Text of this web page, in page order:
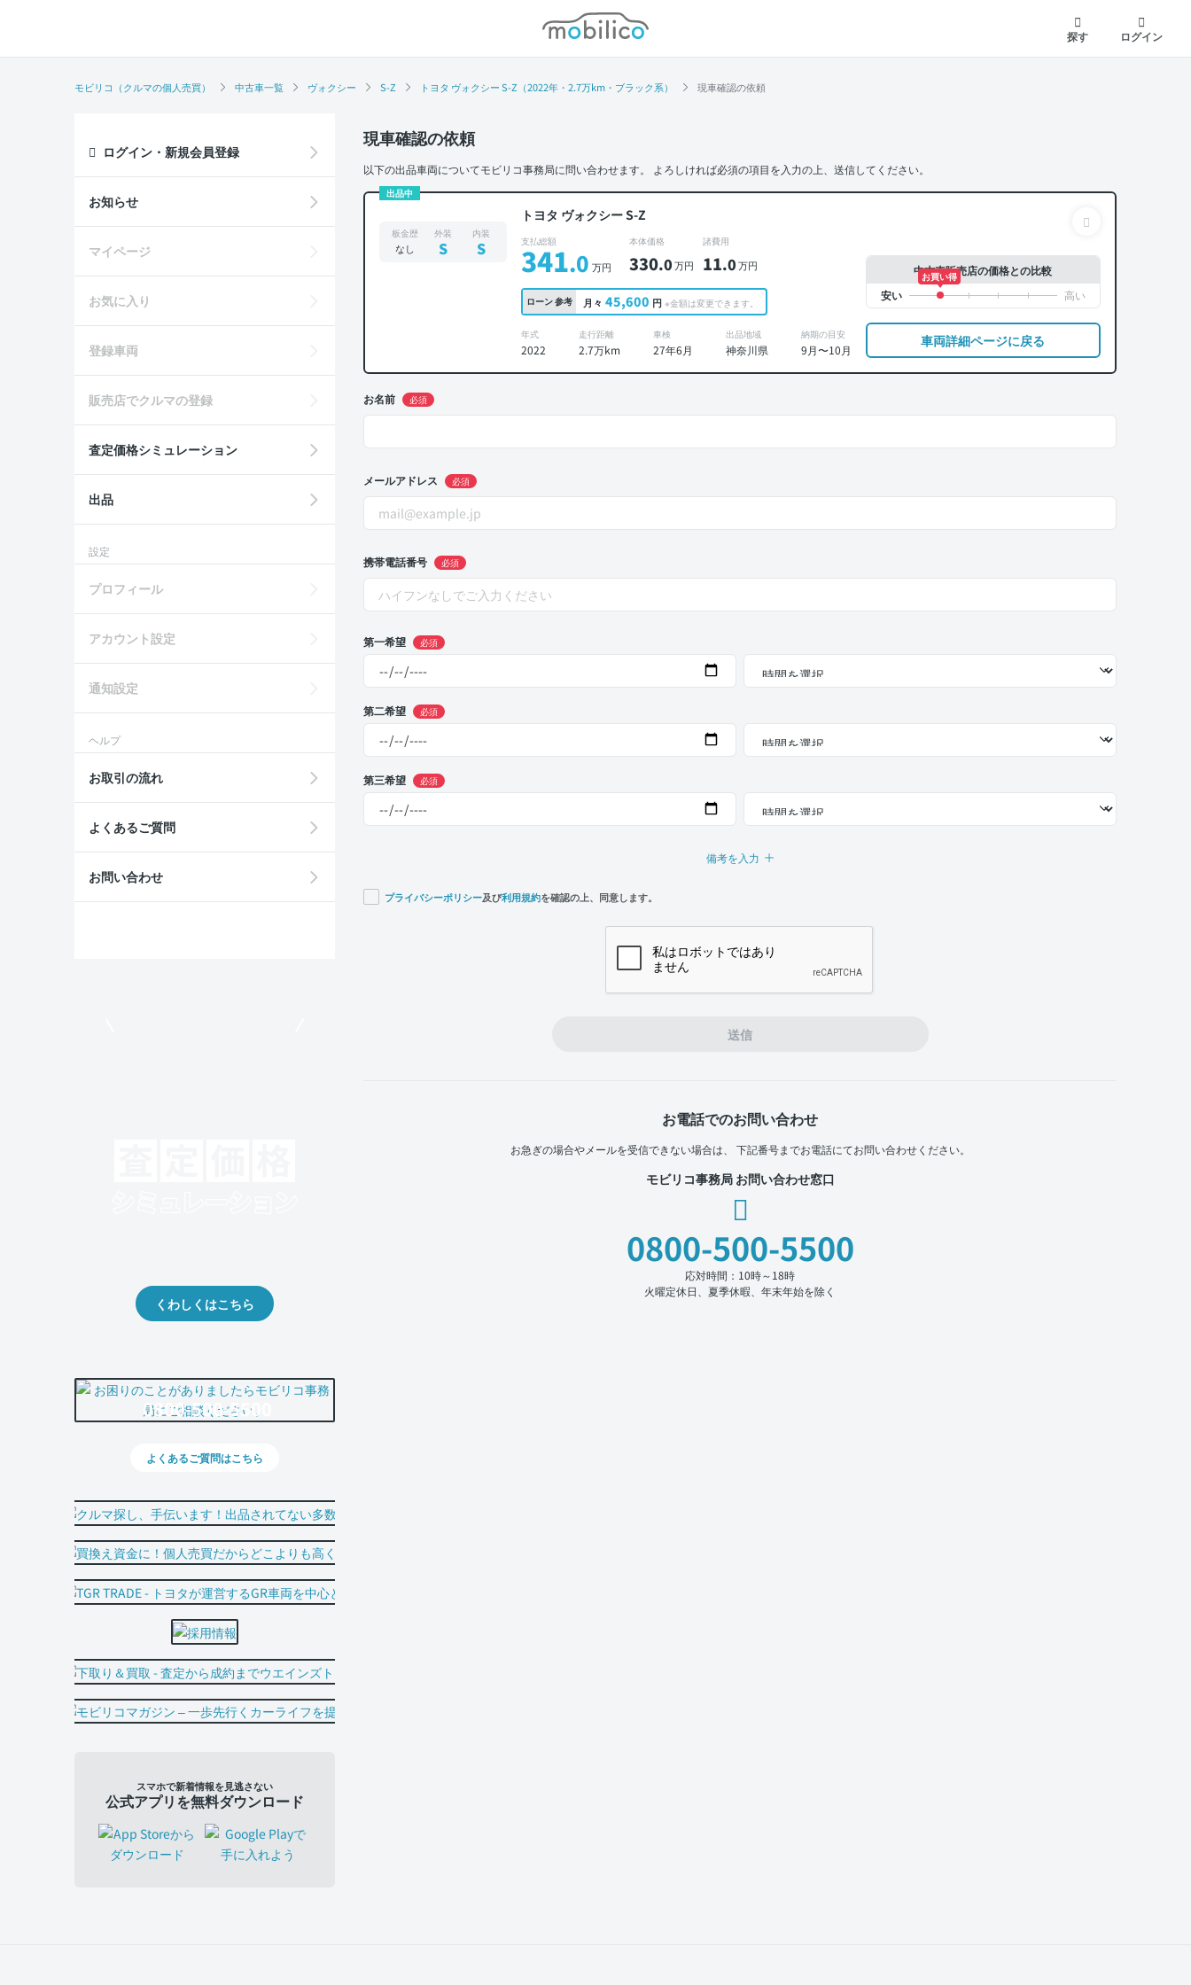
モビリコ
探す
ログイン
モビリコ（クルマの個人売買） 中古車一覧 ヴォクシー S-Z トヨタ ヴォクシー S-Z（2022年・2.7万km・ブラック系） 現車確認の依頼
現車確認の依頼
以下の出品車両についてモビリコ事務局に問い合わせます。 よろしければ必須の項目を入力の上、送信してください。
出品中
トヨタ ヴォクシー S-Z
板金歴
なし
外装
S
内装
S 支払総額
341.0 万円
本体価格
330.0万円
諸費用
11.0万円
ローン参考 月々 45,600 円 ※金額は変更できます。
年式
2022
走行距離
2.7万km
車検
27年6月
出品地域
神奈川県
納期の目安
9月〜10月
中古車販売店の価格との比較
お買い得
車両詳細ページに戻る
お名前 必須
メールアドレス 必須
携帯電話番号 必須
第一希望 必須
第二希望 必須
第三希望 必須
備考を入力
プライバシーポリシー及び利用規約を確認の上、同意します。
送信
お電話でのお問い合わせ
お急ぎの場合やメールを受信できない場合は、 下記番号までお電話にてお問い合わせください。
モビリコ事務局 お問い合わせ窓口
0800-500-5500
応対時間：10時～18時
火曜定休日、夏季休暇、年末年始を除く
ログイン・新規会員登録
お知らせ
マイページ
お気に入り
登録車両
販売店でクルマの登録
査定価格シミュレーション
出品
設定
プロフィール
アカウント設定
通知設定
ヘルプ
お取引の流れ
よくあるご質問
お問い合わせ
くわしくはこちら
0800-500-5500
よくあるご質問はこちら
スマホで新着情報を見逃さない
公式アプリを無料ダウンロード